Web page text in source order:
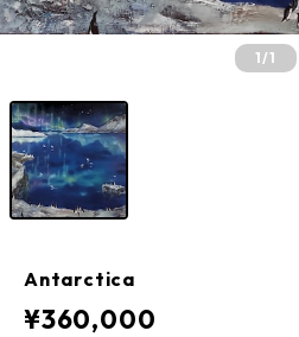
1/1
Antarctica
¥360,000